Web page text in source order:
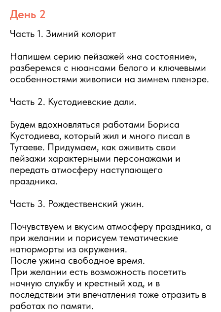
День 2
Часть 1. Зимний колорит
Напишем серию пейзажей «на состояние»,
разберемся с нюансами белого и ключевыми
особенностями живописи на зимнем пленэре.
Часть 2. Кустодиевские дали.
Будем вдохновляться работами Бориса
Кустодиева, который жил и много писал в
Тутаеве. Придумаем, как оживить свои
пейзажи характерными персонажами и
передать атмосферу наступающего
праздника.
Часть 3. Рождественский ужин.
Почувствуем и вкусим атмосферу праздника, а
при желании и порисуем тематические
натюрморты из окружения.
После ужина свободное время.
При желании есть возможность посетить
ночную службу и крестный ход, и в
последствии эти впечатления тоже отразить в
работах по памяти.